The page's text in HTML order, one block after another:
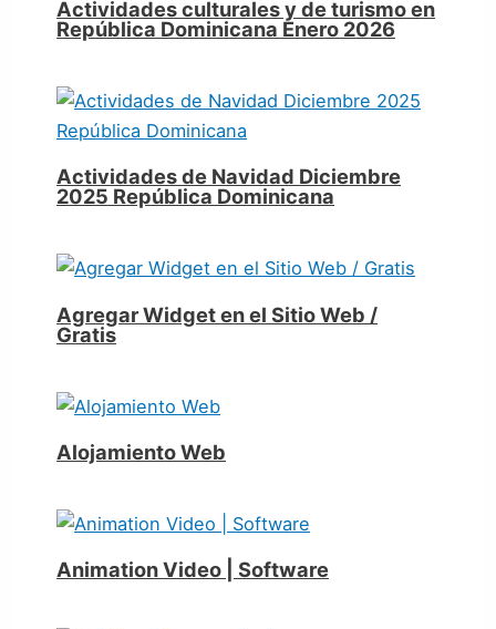
Actividades culturales y de turismo en
República Dominicana Enero 2026
Actividades de Navidad Diciembre
2025 República Dominicana
Agregar Widget en el Sitio Web /
Gratis
Alojamiento Web
Animation Video | Software